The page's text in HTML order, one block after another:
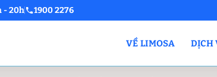
- 20h 1900 2276
VỀ LIMOSA DỊCH